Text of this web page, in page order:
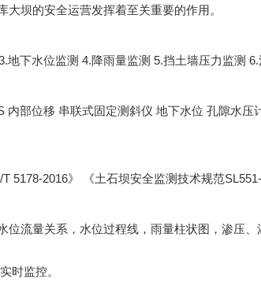
坝的安全运营发挥着至关重要的作用。
地下水位监测 4.降雨量监测 5.挡土墙压力监测
内部位移 串联式固定测斜仪 地下水位 孔隙水
5178-2016》 《土石坝安全监测技术规范
位流量关系，水位过程线，雨量柱状图，渗压
时监控。